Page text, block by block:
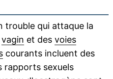
trouble qui attaque la
vagin et des voies
courants incluent des
rapports sexuels